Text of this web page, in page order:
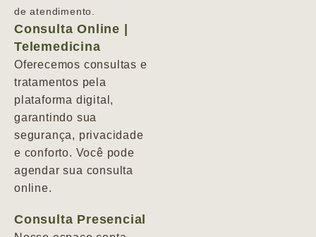
de atendimento.
Consulta Online |
Telemedicina
Oferecemos consultas e
tratamentos pela
plataforma digital,
garantindo sua
segurança, privacidade
e conforto. Você pode
agendar sua consulta
online.
Consulta Presencial